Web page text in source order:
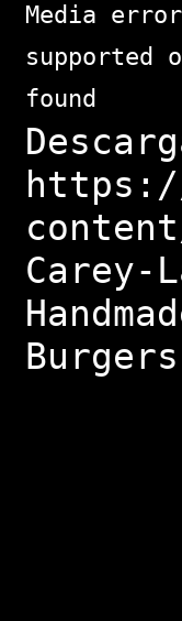
Media
supported
found
https://
Carey-